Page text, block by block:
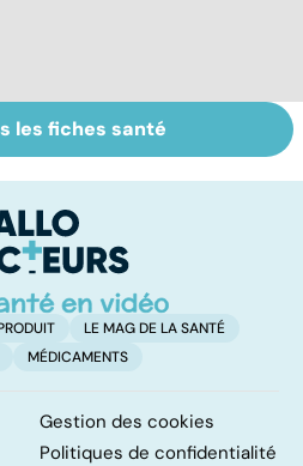
Comment tenir
ses bonnes
les fiches santé
LE MAG DE LA SANTÉ
MÉDICAMENTS
Gestion des cookies
Politiques de confidentialité